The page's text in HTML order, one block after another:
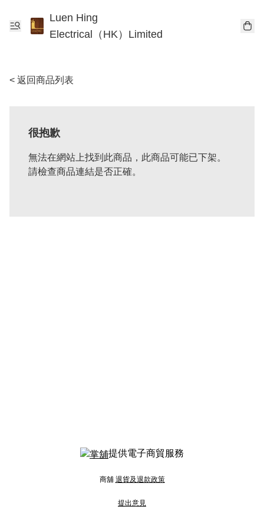
Luen Hing
Electrical（HK）Limited
< 返回商品列表
很抱歉
無法在網站上找到此商品，此商品可能已下架。
請檢查商品連結是否正確。
提供電子商貿服務
商舖 退貨及退款政策
提出意見